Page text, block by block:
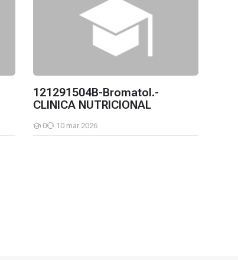
121291504B-Bromatol.-
CLINICA NUTRICIONAL
0
Estudiantes
10 mar 2026